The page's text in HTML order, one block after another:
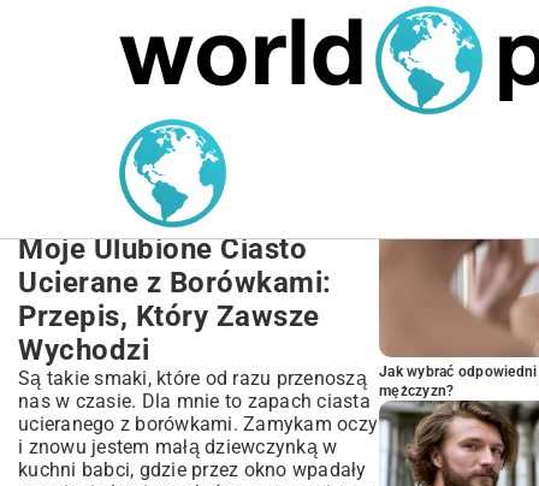
MARIUSZ ŁAMAGA 27.09.2025
Pyszne Ciasto Ucierane z
Borówkami: Sprawdzony
Przepis Krok po Kroku
Moje Ulubione Ciasto
Ucierane z Borówkami:
Przepis, Który Zawsze
Wychodzi
Są takie smaki, które od razu przenoszą
nas w czasie. Dla mnie to zapach ciasta
ucieranego z borówkami. Zamykam oczy
i znowu jestem małą dziewczynką w
kuchni babci, gdzie przez okno wpadały
Jak wybrać
mężczyzn?